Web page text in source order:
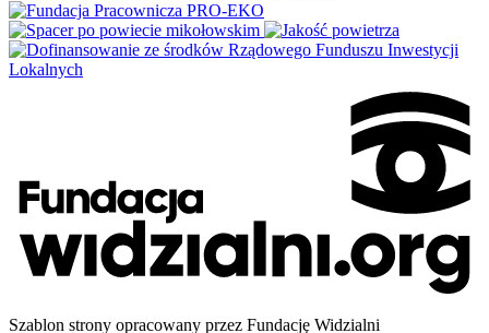
Szablon strony opracowany przez Fundację Widzialni